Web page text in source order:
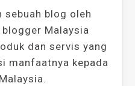
sebuah blog oleh
Malaysia
dan servis yang
manfaatnya kepada